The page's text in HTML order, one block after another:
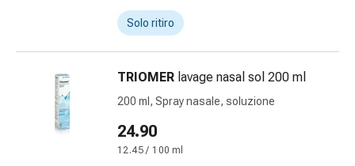
ferite
tiraggio
medicali
Solo ritiro
TRIOMER lavage nasal sol 200 ml
200 ml, Spray nasale, soluzione
24.90
12.45 / 100 ml